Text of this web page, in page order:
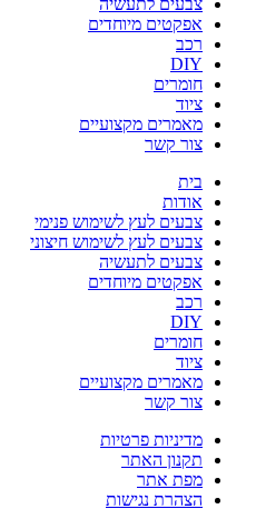
אפקטים מיוחדים
רכב
DIY
חומרים
ציוד
מאמרים מקצועיים
צור קשר
בית
אודות
צבעים לעץ לשימוש פנימי
צבעים לעץ לשימוש חיצוני
צבעים לתעשיה
אפקטים מיוחדים
רכב
DIY
חומרים
ציוד
מאמרים מקצועיים
צור קשר
מדיניות פרטיות
תקנון האתר
מפת אתר
הצהרת נגישות